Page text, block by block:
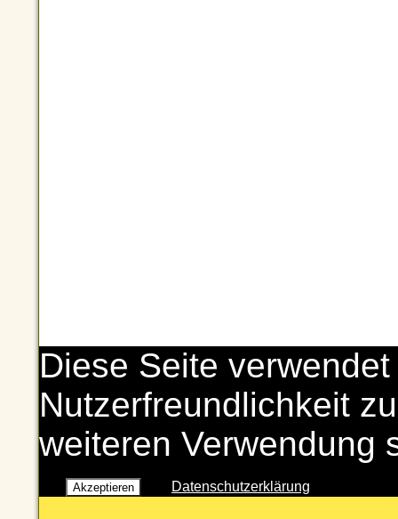
Diese Seite
Nutzerfreundlichkeit
weiteren Verwendung
Akzeptieren Datenschutzerklärung